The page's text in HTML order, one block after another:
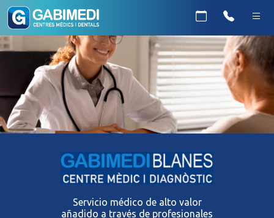
Servicio médico de alto valor
añadido a través de profesionales